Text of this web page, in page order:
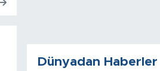
Dünyadan Haberler